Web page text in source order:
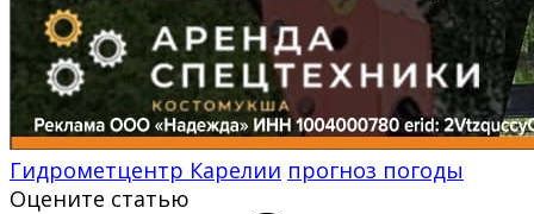
Гидрометцентр Карелии прогноз погоды
Оцените статью